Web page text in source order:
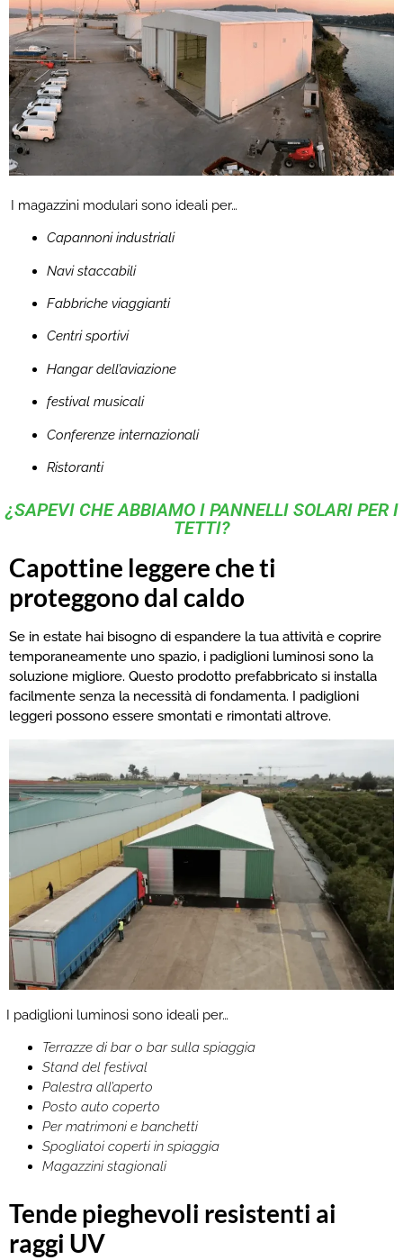
I magazzini modulari sono ideali per…
Capannoni industriali
Navi staccabili
Fabbriche viaggianti
Centri sportivi
Hangar dell’aviazione
festival musicali
Conferenze internazionali
Ristoranti
¿SAPEVI CHE ABBIAMO I PANNELLI SOLARI PER I
TETTI?
Capottine leggere che ti
proteggono dal caldo
Se in estate hai bisogno di espandere la tua attività e coprire
temporaneamente uno spazio, i padiglioni luminosi sono la
soluzione migliore. Questo prodotto prefabbricato si installa
facilmente senza la necessità di fondamenta. I padiglioni
leggeri possono essere smontati e rimontati altrove.
I padiglioni luminosi sono ideali per…
Terrazze di bar o bar sulla spiaggia
Stand del festival
Palestra all’aperto
Posto auto coperto
Per matrimoni e banchetti
Spogliatoi coperti in spiaggia
Magazzini stagionali
Tende pieghevoli resistenti ai
raggi UV